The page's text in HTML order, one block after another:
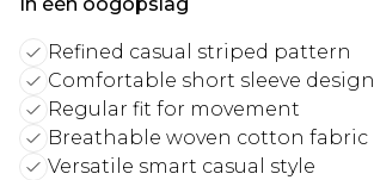
Refined casual striped pattern
Comfortable short sleeve design
Regular fit for movement
Breathable woven cotton fabric
Versatile smart casual style